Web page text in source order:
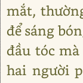
mắt,
để sáng
đầu tóc
hai người